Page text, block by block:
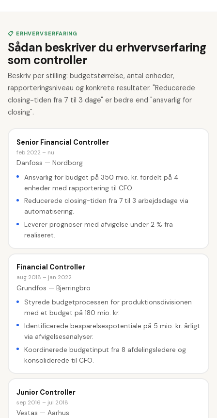
📋 ERHVERVSERFARING
Sådan beskriver du erhvervserfaring
som controller
Beskriv per stilling: budgetstørrelse, antal enheder,
rapporteringsniveau og konkrete resultater. "Reducerede
closing-tiden fra 7 til 3 dage" er bedre end "ansvarlig for
closing".
Senior Financial Controller
feb 2022 – nu
Danfoss — Nordborg
Ansvarlig for budget på 350 mio. kr. fordelt på 4
enheder med rapportering til CFO.
Reducerede closing-tiden fra 7 til 3 arbejdsdage via
automatisering.
Leverer prognoser med afvigelse under 2 % fra
realiseret.
Financial Controller
aug 2018 – jan 2022
Grundfos — Bjerringbro
Styrede budgetprocessen for produktionsdivisionen
med et budget på 180 mio. kr.
Identificerede besparelsespotentiale på 5 mio. kr. årligt
via afvigelsesanalyser.
Koordinerede budgetinput fra 8 afdelingsledere og
konsoliderede til CFO.
Junior Controller
sep 2016 – jul 2018
Vestas — Aarhus